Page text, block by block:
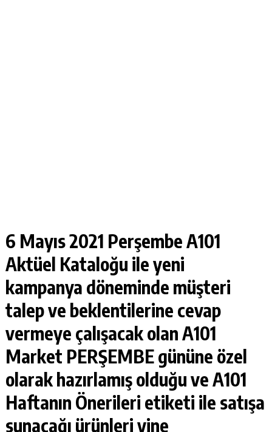
6 Mayıs 2021 Perşembe A101
Aktüel Kataloğu ile yeni
kampanya döneminde müşteri
talep ve beklentilerine cevap
vermeye çalışacak olan A101
Market PERŞEMBEgününe özel
olarak hazırlamış olduğu ve A101
Haftanın Önerileri etiketi ile satışa
sunacağı ürünleri yine